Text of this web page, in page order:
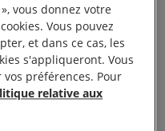
deux jeunes
de quitter leur terre
Mais sur leur chemin
meilleure sont très
ce périple. Leur
restera leur
», vous donnez votre
Vous pouvez
et dans ce cas, les
s'appliqueront. Vous
préférences. Pour
relative aux